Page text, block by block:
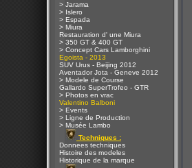
> Jarama
> Islero
> Espada
> Miura
Restauration d' une Miura
> 350 GT & 400 GT
> Concept Cars Lamborghini
Egoista - 2013
SUV Urus - Beijing 2012
Aventador Jota - Geneve 2012
> Modele de Course
Gallardo SuperTrofeo - GTR
> Photos en vrac
Valentino Balboni
> Events
> Ligne de Production
> Musée Lambo
Techniques :
Donnees techniques
Histoire des modeles
Historique de la marque